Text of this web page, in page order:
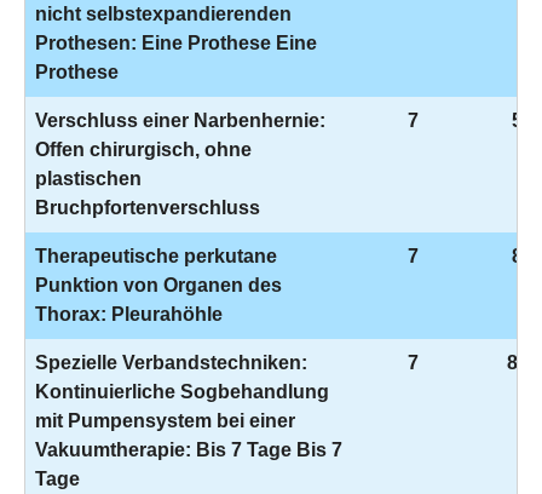
nicht selbstexpandierenden
Prothesen: Eine Prothese Eine
Prothese
Verschluss einer Narbenhernie:
Offen chirurgisch, ohne
plastischen
Bruchpfortenverschluss
7 5-
Therapeutische perkutane
Punktion von Organen des
Thorax: Pleurahöhle
7 8-
Spezielle Verbandstechniken:
Kontinuierliche Sogbehandlung
mit Pumpensystem bei einer
Vakuumtherapie: Bis 7 Tage Bis 7
Tage
7 8-